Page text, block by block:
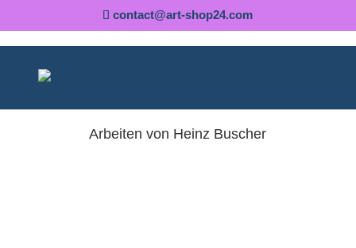
contact@art-shop24.com
Arbeiten von Heinz Buscher